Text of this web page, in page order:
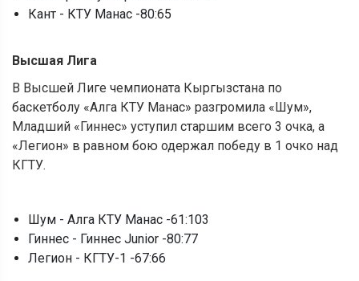
Кант - КТУ Манас -80:65
Высшая Лига
В Высшей Лиге чемпионата Кыргызстана по
баскетболу «Алга КТУ Манас» разгромила «Шум»,
Младший «Гиннес» уступил старшим всего 3 очка, а
«Легион» в равном бою одержал победу в 1 очко над
КГТУ.
Шум - Алга КТУ Манас -61:103
Гиннес - Гиннес Junior -80:77
Легион - КГТУ-1 -67:66